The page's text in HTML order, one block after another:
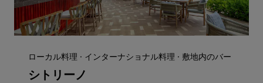
ローカル料理 · インターナショナル料理 · 敷地内のバー
シトリーノ